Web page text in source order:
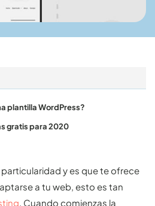
plantilla WordPress?
gratis para 2020
y es que te ofrece
a tu web, esto es tan
. Cuando comienzas la